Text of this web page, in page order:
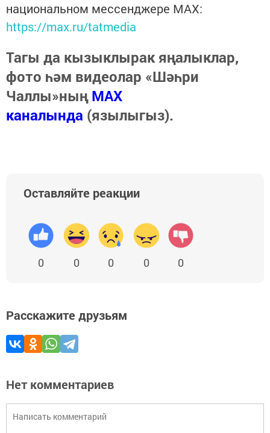
национальном мессенджере MАХ:
https://max.ru/tatmedia
Тагы да кызыклырак яңалыклар,
фото һәм видеолар «Шәһри
Чаллы»ныңMAX
каналында (язылыгыз).
Оставляйте реакции
0 0 0 0 0
Расскажите друзьям
Нет комментариев